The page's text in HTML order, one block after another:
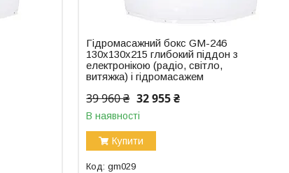
Гідромасажний бокс GM-246
130x130x215 глибокий піддон з
електронікою (радіо, світло,
витяжка) і гідромасажем
39 960 ₴ 32 955 ₴
В наявності
Купити
gm029